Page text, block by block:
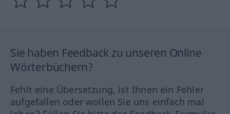
Sie haben Feedback zu unseren Online
Wörterbüchern?
Fehlt eine Übersetzung, ist Ihnen ein Fehler
aufgefallen oder wollen Sie uns einfach mal